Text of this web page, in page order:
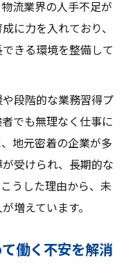
流業界の人手不足が
に力を入れており、
きる環境を整備して
段階的な業務習得プ
でも無理なく仕事に
地元密着の企業が多
受けられ、長期的な
うした理由から、未
増えています。
働く不安を解消